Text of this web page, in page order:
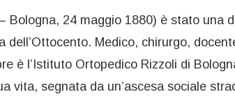
Bologna, 24 maggio 1880) è stato una
Medico, chirurgo,
è l’Istituto Ortopedico Rizzoli di
vita, segnata da un’ascesa sociale